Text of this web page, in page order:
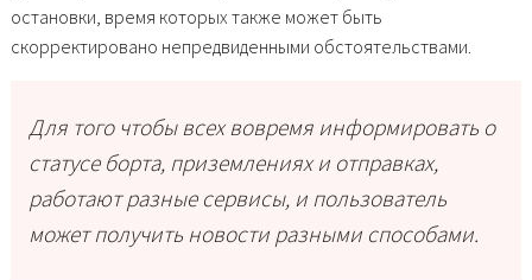
остановки, время которых также может быть
скорректировано непредвиденными обстоятельствами.
Для того чтобы всех вовремя информировать о
статусе борта, приземлениях и отправках,
работают разные сервисы, и пользователь
может получить новости разными способами.